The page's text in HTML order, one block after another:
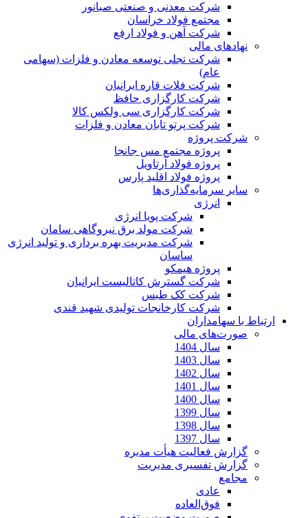
شرکت معدنی و صنعتی صبانور
مجتمع فولاد خراسان
شرکت آهن و فولاد ارفع
نهادهای مالی
شرکت تجلی توسعه معادن و فلزات (سهامی
عام)
شرکت فلات قاره ایرانیان
شرکت کارگزاری حافظ
شرکت کارگزاری سی ولکس کالا
شرکت پرتو تابان معادن و فلزات
شرکت پروژه
پروژه مجتمع مس جانجا
پروژه فولاد آرتاویل
پروژه فولاد اقلید پارس
سایر سرمایه‌گذاری‌ها
انرژی
شرکت پویا انرژی
شرکت مولد برق نیروگاهی سامان
شرکت مدیریت بهره برداری و تولید انرژی
ساسان
پروژه هیمکو
شرکت گسترش کاتالیست ایرانیان
شرکت کک طبس
شرکت کارخانجات تولیدی شهید قندی
ارتباط با سهامداران
صورت‌های مالی
سال 1404
سال 1403
سال 1402
سال 1401
سال 1400
سال 1399
سال 1398
سال 1397
گزارش فعالیت هیأت مدیره
گزارش تفسیری مدیریت
مجامع
عادی
فوق‌العاده